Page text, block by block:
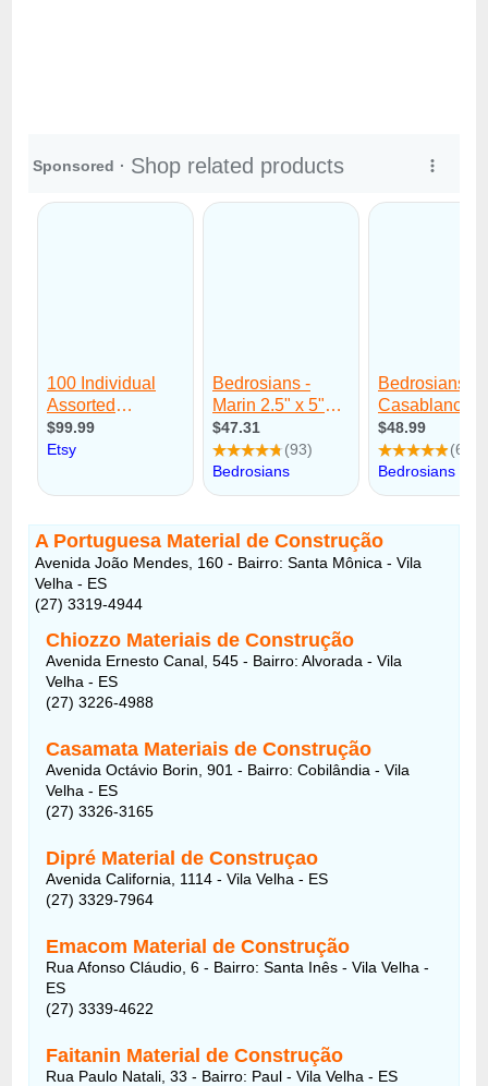
A Portuguesa Material de Construção
Avenida João Mendes, 160 - Bairro: Santa Mônica - Vila
Velha - ES
(27) 3319-4944
Chiozzo Materiais de Construção
Avenida Ernesto Canal, 545 - Bairro: Alvorada - Vila
Velha - ES
(27) 3226-4988
Casamata Materiais de Construção
Avenida Octávio Borin, 901 - Bairro: Cobilândia - Vila
Velha - ES
(27) 3326-3165
Dipré Material de Construçao
Avenida California, 1114 - Vila Velha - ES
(27) 3329-7964
Emacom Material de Construção
Rua Afonso Cláudio, 6 - Bairro: Santa Inês - Vila Velha -
ES
(27) 3339-4622
Faitanin Material de Construção
Rua Paulo Natali, 33 - Bairro: Paul - Vila Velha - ES